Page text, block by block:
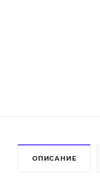
ОПИСАНИЕ